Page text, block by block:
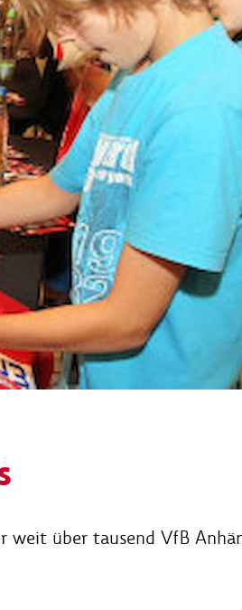
über tausend VfB